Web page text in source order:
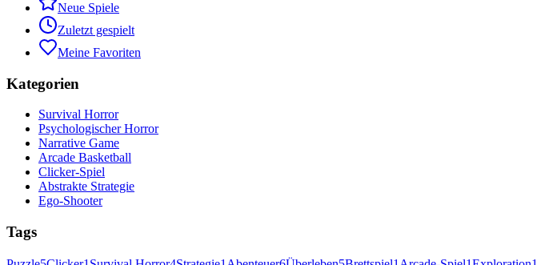
Neue Spiele
Zuletzt gespielt
Meine Favoriten
Kategorien
Survival Horror
Psychologischer Horror
Narrative Game
Arcade Basketball
Clicker-Spiel
Abstrakte Strategie
Ego-Shooter
Tags